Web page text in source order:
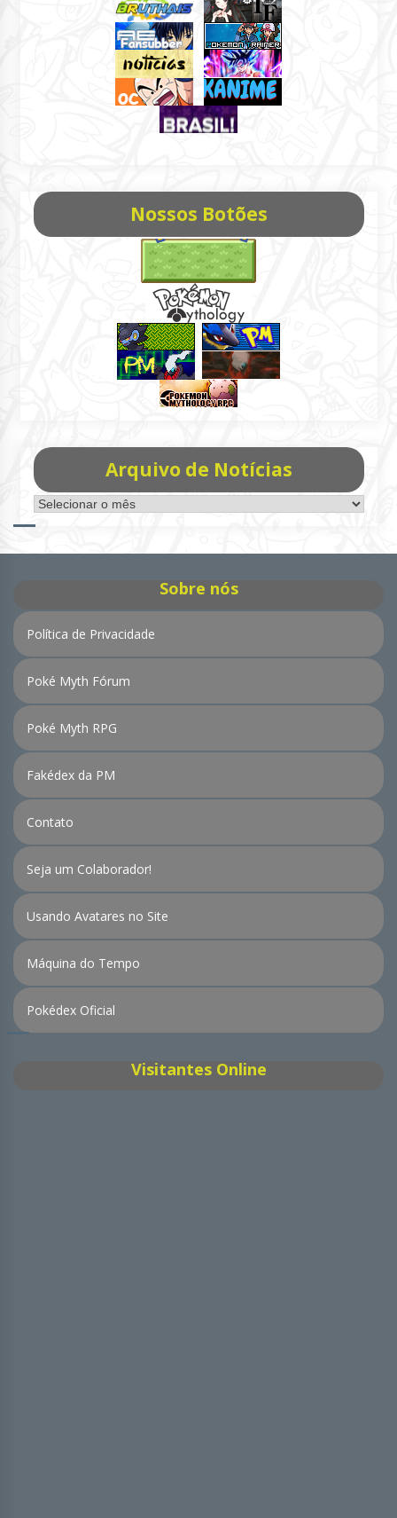
Nossos Botões
Arquivo de Notícias
Arquivo
de
Sobre nós
Política de Privacidade
Poké Myth Fórum
Poké Myth RPG
Fakédex da PM
Contato
Seja um Colaborador!
Usando Avatares no Site
Máquina do Tempo
Pokédex Oficial
Visitantes Online